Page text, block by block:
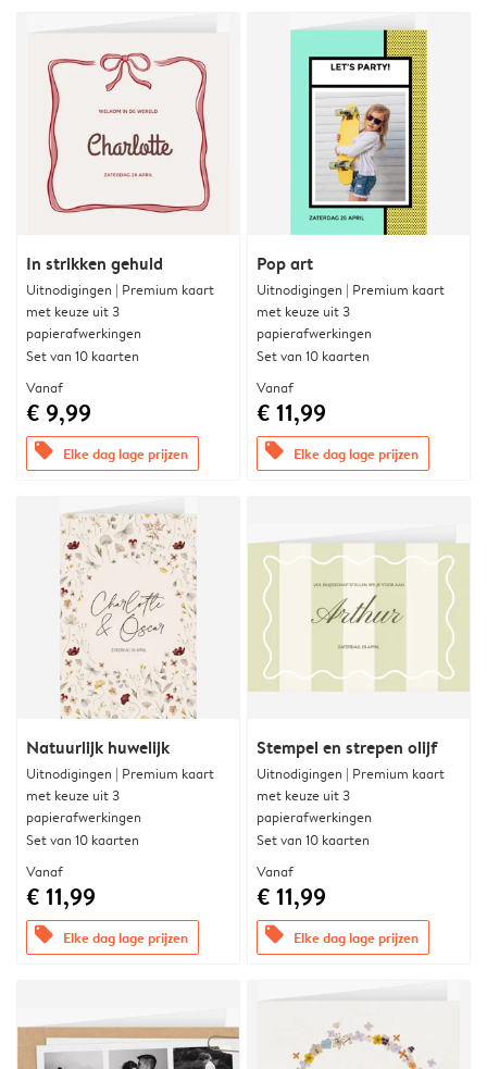
In strikken gehuld
Uitnodigingen | Premium kaart
met keuze uit 3
papierafwerkingen
Set van 10 kaarten
Vanaf
€ 9,99
offers Elke dag lage prijzen
Pop art
Uitnodigingen | Premium kaart
met keuze uit 3
papierafwerkingen
Set van 10 kaarten
Vanaf
€ 11,99
offers Elke dag lage prijzen
Natuurlijk huwelijk
Uitnodigingen | Premium kaart
met keuze uit 3
papierafwerkingen
Set van 10 kaarten
Vanaf
€ 11,99
offers Elke dag lage prijzen
Stempel en strepen olijf
Uitnodigingen | Premium kaart
met keuze uit 3
papierafwerkingen
Set van 10 kaarten
Vanaf
€ 11,99
offers Elke dag lage prijzen